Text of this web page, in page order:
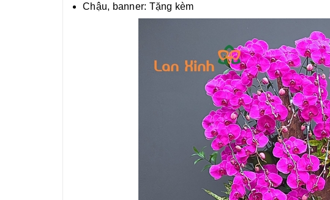
Chậu, banner: Tặng kèm